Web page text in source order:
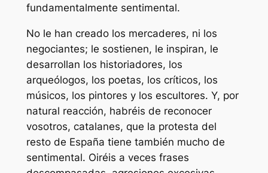
fundamentalmente sentimental.
No le han creado los mercaderes, ni los
negociantes; le sostienen, le inspiran, le
desarrollan los historiadores, los
arqueólogos, los poetas, los críticos, los
músicos, los pintores y los escultores. Y, por
natural reacción, habréis de reconocer
vosotros, catalanes, que la protesta del
resto de España tiene también mucho de
sentimental. Oiréis a veces frases